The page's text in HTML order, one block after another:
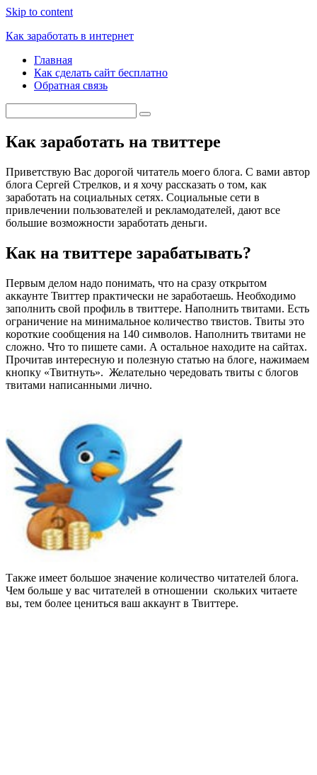
Skip to content
Как заработать в интернет
Главная
Как сделать сайт бесплатно
Обратная связь
Как заработать на твиттере
Приветствую Вас дорогой читатель моего блога. С вами автор
блога Сергей Стрелков, и я хочу рассказать о том, как
заработать на социальных сетях. Социальные сети в
привлечении пользователей и рекламодателей, дают все
большие возможности заработать деньги.
Как на твиттере зарабатывать?
Первым делом надо понимать, что на сразу открытом
аккаунте Твиттер практически не заработаешь. Необходимо
заполнить свой профиль в твиттере. Наполнить твитами. Есть
ограничение на минимальное количество твистов. Твиты это
короткие сообщения на 140 символов. Наполнить твитами не
сложно. Что то пишете сами. А остальное находите на сайтах.
Прочитав интересную и полезную статью на блоге, нажимаем
кнопку «Твитнуть». Желательно чередовать твиты с блогов
твитами написанными лично.
Также имеет большое значение количество читателей блога.
Чем больше у вас читателей в отношении скольких читаете
вы, тем более цениться ваш аккаунт в Твиттере.